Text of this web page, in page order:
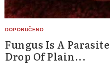
Fungus Is A
Drop Of Plain...